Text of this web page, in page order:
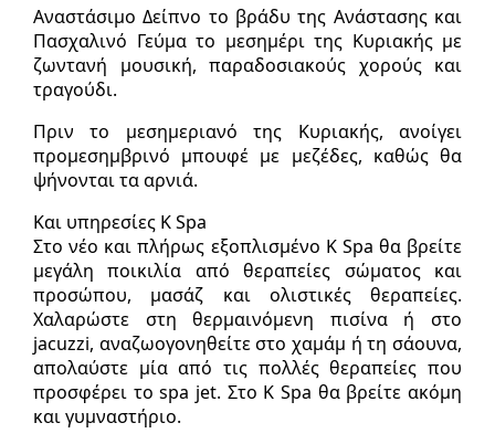
Αναστάσιμο Δείπνο το βράδυ της Ανάστασης και
Πασχαλινό Γεύμα το μεσημέρι της Κυριακής με
ζωντανή μουσική, παραδοσιακούς χορούς και
τραγούδι.
Πριν το μεσημεριανό της Κυριακής, ανοίγει
προμεσημβρινό μπουφέ με μεζέδες, καθώς θα
ψήνονται τα αρνιά.
Και υπηρεσίες Κ Spa
Στο νέο και πλήρως εξοπλισμένο Κ Spa θα βρείτε
μεγάλη ποικιλία από θεραπείες σώματος και
προσώπου, μασάζ και ολιστικές θεραπείες.
Χαλαρώστε στη θερμαινόμενη πισίνα ή στο
jacuzzi, αναζωογονηθείτε στο χαμάμ ή τη σάουνα,
απολαύστε μία από τις πολλές θεραπείες που
προσφέρει το spa jet. Στο Κ Spa θα βρείτε ακόμη
και γυμναστήριο.